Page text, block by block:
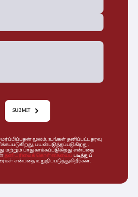
SUBMIT
மூலம், உங்கள் தனிப்பட்ட தரவு
பயன்படுத்தப்படுகிறது,
மற்றும் பாதுகாக்கப்படுகிறது என்பதை
தனியுரிமைக் கொள்கையைப் படித்துப்
என்பதை உறுதிப்படுத்துகிறீர்கள்.